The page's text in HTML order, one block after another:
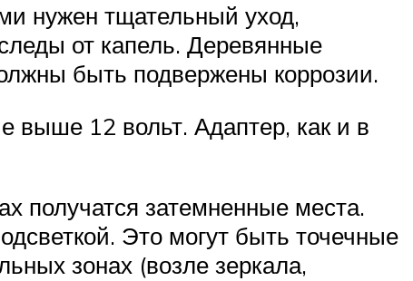
нужен тщательный уход,
от капель. Деревянные
быть подвержены коррозии.
выше 12 вольт. Адаптер, как и в
получатся затемненные места.
Это могут быть точечные
зонах (возле зеркала,